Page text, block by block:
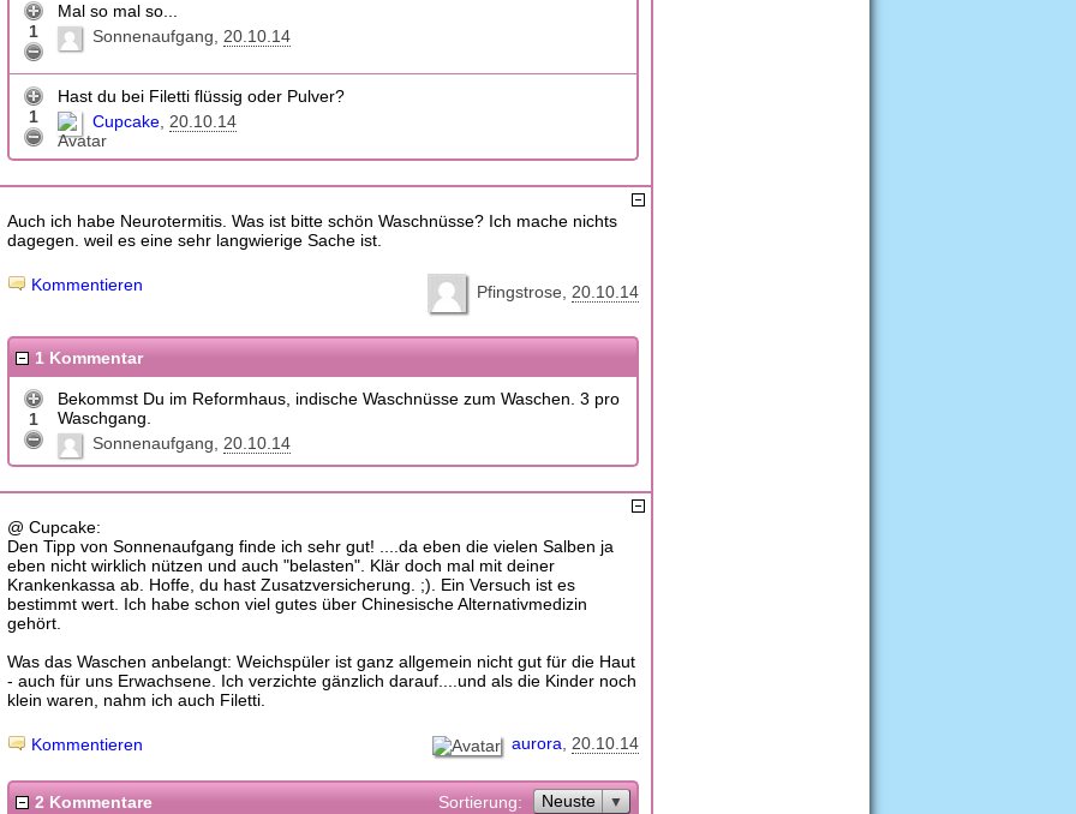
1
Mal so mal so...
Sonnenaufgang 20.10.14
1
Hast du bei Filetti flüssig oder Pulver?
Cupcake 20.10.14
Auch ich habe Neurotermitis. Was ist bitte schön Waschnüsse? Ich mache nichts
dagegen. weil es eine sehr langwierige Sache ist.
Pfingstrose 20.10.14
Kommentieren
1 Kommentar
1
Bekommst Du im Reformhaus, indische Waschnüsse zum Waschen. 3 pro
Waschgang.
Sonnenaufgang 20.10.14
@ Cupcake:
Den Tipp von Sonnenaufgang finde ich sehr gut! ....da eben die vielen Salben ja
eben nicht wirklich nützen und auch "belasten". Klär doch mal mit deiner
Krankenkassa ab. Hoffe, du hast Zusatzversicherung. ;). Ein Versuch ist es
bestimmt wert. Ich habe schon viel gutes über Chinesische Alternativmedizin
gehört.
Was das Waschen anbelangt: Weichspüler ist ganz allgemein nicht gut für die Haut
- auch für uns Erwachsene. Ich verzichte gänzlich darauf....und als die Kinder noch
klein waren, nahm ich auch Filetti.
aurora 20.10.14
Kommentieren
2 Kommentare Sortierung: Neuste